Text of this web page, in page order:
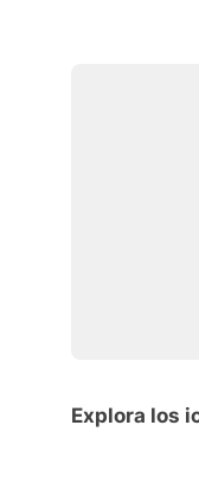
Explora los